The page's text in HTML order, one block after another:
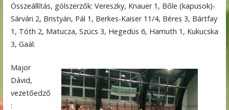
Összeállítás, gólszerzők: Vereszky, Knauer 1, Bőle (kapusok)-
Sárvári 2, Bristyán, Pál 1, Berkes-Kaiser 11/4, Béres 3, Bártfay
1, Tóth 2, Matucza, Szücs 3, Hegedüs 6, Hamuth 1, Kukucska
3, Gaál.
Major
Dávid,
vezetőedző
: